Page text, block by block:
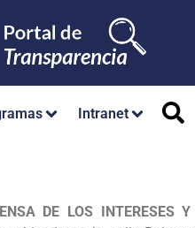
Intranet
DE LOS INTERESES